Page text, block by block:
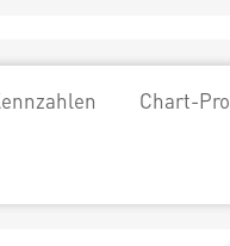
Chart-Pro